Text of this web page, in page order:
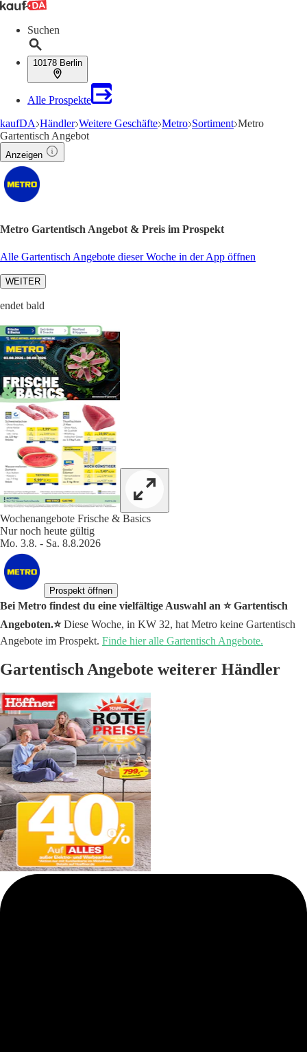
Suchen
10178 Berlin
Alle Prospekte
kaufDA Händler Weitere Geschäfte Metro Sortiment Metro
Gartentisch Angebot
Anzeigen
Metro Gartentisch Angebot & Preis im Prospekt
Alle Gartentisch Angebote dieser Woche in der App öffnen
WEITER
endet bald
Wochenangebote Frische & Basics
Nur noch heute gültig
Mo. 3.8. - Sa. 8.8.2026
Prospekt öffnen
Bei Metro findest du eine vielfältige Auswahl an ⭐️ Gartentisch
Angeboten.⭐️Diese Woche, in KW 32, hat Metro keine Gartentisch
Angebote im Prospekt. Finde hier alle Gartentisch Angebote.
Gartentisch Angebote weiterer Händler